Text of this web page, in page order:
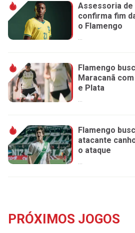
Assessoria de
confirma fim
o Flamengo
Flamengo
Maracanã
e Plata
...
Flamengo
atacante
o ataque
PRÓXIMOS JOGOS